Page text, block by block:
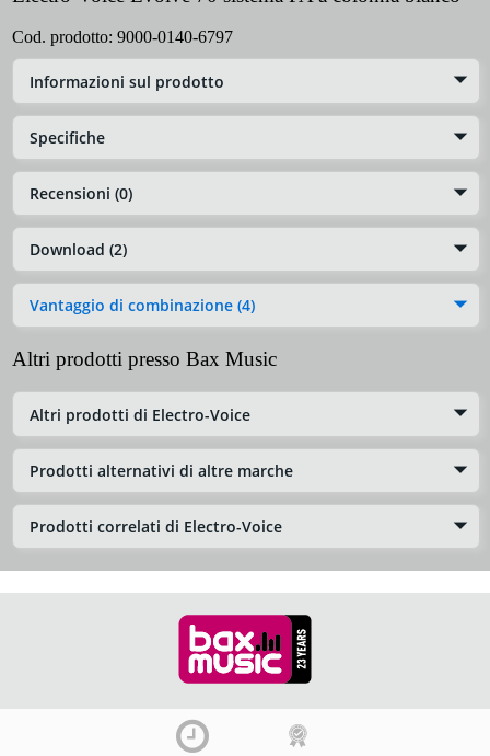
Cod. prodotto: 9000-0140-6797
Informazioni sul prodotto
Specifiche
Recensioni (0)
Download (2)
Vantaggio di combinazione (4)
Altri prodotti presso Bax Music
Altri prodotti di Electro-Voice
Prodotti alternativi di altre marche
Prodotti correlati di Electro-Voice